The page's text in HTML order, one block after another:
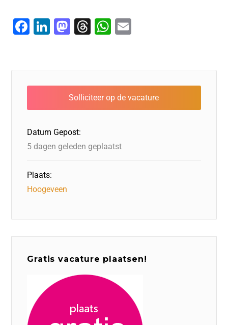
F
e
b
o
o
k
Li
e
dI
n
M
o
d
o
n
T
a
d
s
W
s
A
p
l
Datum Gepost:
5 dagen geleden geplaatst
Plaats:
Hoogeveen
Gratis vacature plaatsen!